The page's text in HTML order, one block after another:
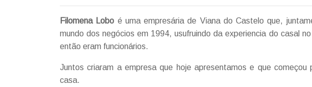
Filomena Lobo é uma empresária de Viana do Castelo que,
mundo dos negócios em 1994, usufruindo da experiencia do casal
então eram funcionários.
Juntos criaram a empresa que hoje apresentamos e que começou
casa.